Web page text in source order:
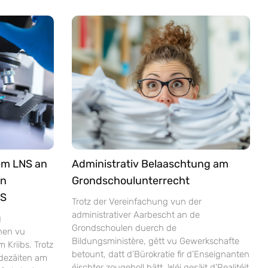
LNS an
vu
Kriibs. Trotz
am
Administrativ Belaaschtung am
Grondschoulunterrecht
Trotz der Vereinfachung vun der
administrativer Aarbescht an de
Grondschoulen duerch de
Bildungsministère, gëtt vu Gewerkschafte
betount, datt d’Bürokratie fir d’Enseignanten